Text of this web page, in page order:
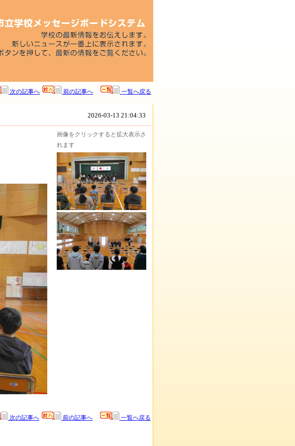
次の記事へ 前の記事へ 一覧へ戻る
2026-03-13 21:04:33
画像をクリックすると拡大表示さ
れます
次の記事へ 前の記事へ 一覧へ戻る